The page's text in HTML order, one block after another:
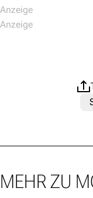
MEHR ZU